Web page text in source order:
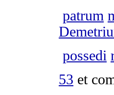
patrum
possedi
53 et